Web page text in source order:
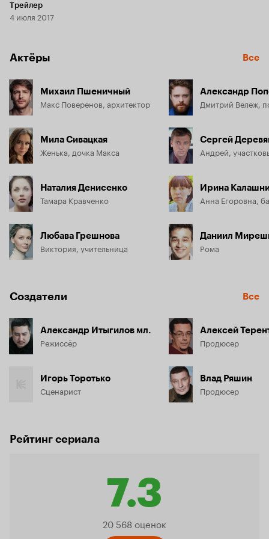
Трейлер
4 июля 2017
Актёры Все
Михаил Пшеничный
Макс Поверенов, архитектор
Мила Сивацкая
Женька, дочка Макса
Наталия Денисенко
Тамара Кравченко
Любава Грешнова
Виктория, учительница
Александр
Сергей
Андрей,
Ирина
Даниил
Рома
Создатели Все
Александр Итыгилов мл.
Режиссёр
Игорь Торотько
Сценарист
Алексей
Продюсер
Влад Ряшин
Продюсер
Рейтинг сериала
7.3
Рейтинг
20 568 оценок